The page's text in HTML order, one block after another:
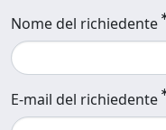
Nome del richiedente
E-mail del richiedente